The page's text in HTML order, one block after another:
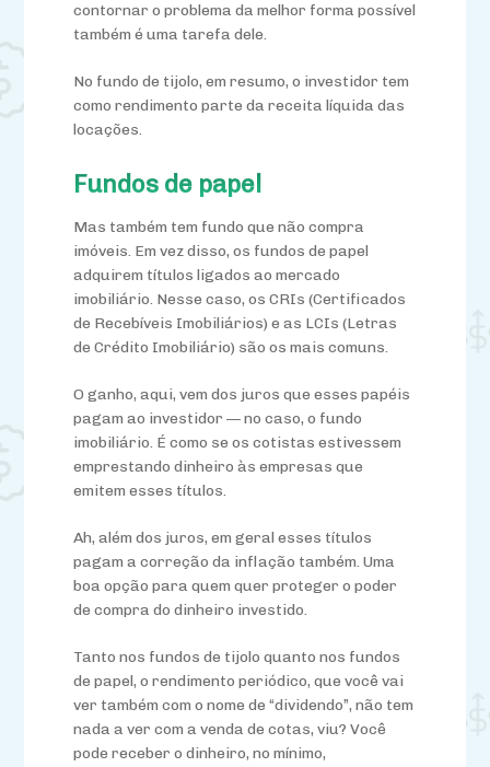
contornar o problema da melhor forma possível
também é uma tarefa dele.
No fundo de tijolo, em resumo, o investidor tem
como rendimento parte da receita líquida das
locações.
Fundos de papel
Mas também tem fundo que não compra
imóveis. Em vez disso, os fundos de papel
adquirem títulos ligados ao mercado
imobiliário. Nesse caso, os CRIs (Certificados
de Recebíveis Imobiliários) e as LCIs (Letras
de Crédito Imobiliário) são os mais comuns.
O ganho, aqui, vem dos juros que esses papéis
pagam ao investidor — no caso, o fundo
imobiliário. É como se os cotistas estivessem
emprestando dinheiro às empresas que
emitem esses títulos.
Ah, além dos juros, em geral esses títulos
pagam a correção da inflação também. Uma
boa opção para quem quer proteger o poder
de compra do dinheiro investido.
Tanto nos fundos de tijolo quanto nos fundos
de papel, o rendimento periódico, que você vai
ver também com o nome de “dividendo”, não tem
nada a ver com a venda de cotas, viu? Você
pode receber o dinheiro, no mínimo,